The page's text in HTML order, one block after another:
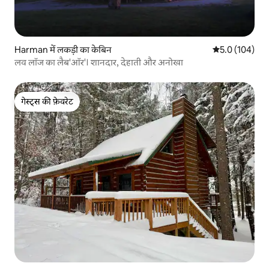
Harman में लकड़ी का केबिन औसत रेटिंग 5 में
5.0 (104)
लव लॉज का लैब'ऑर'। शानदार, देहाती और अनोखा
गेस्ट्स की फ़ेवरेट
गेस्ट्स की फ़ेवरेट